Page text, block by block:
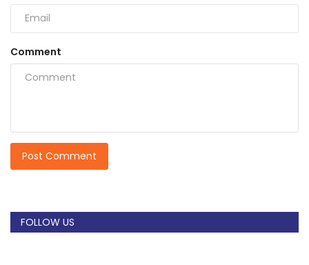
Comment
Post Comment
FOLLOW US